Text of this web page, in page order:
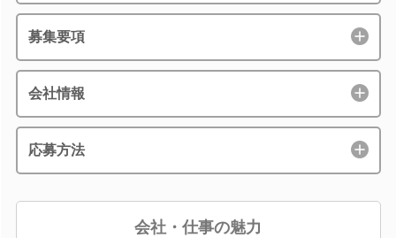
募集要項
会社情報
応募方法
会社・仕事の魅力